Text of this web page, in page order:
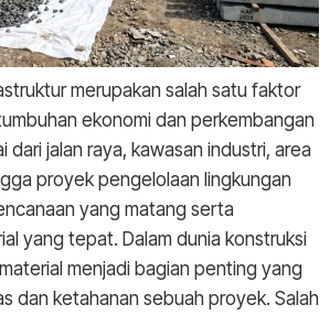
merupakan salah satu faktor
ekonomi dan perkembangan
dari jalan raya, kawasan industri, area
proyek pengelolaan lingkungan
yang matang serta
yang tepat. Dalam dunia konstruksi
menjadi bagian penting yang
dan ketahanan sebuah proyek. Salah